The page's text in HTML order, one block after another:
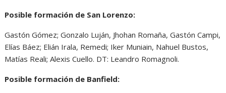
Posible formación de San Lorenzo:
Gastón Gómez; Gonzalo Luján, Jhohan Romaña, Gastón Campi,
Elías Báez; Elián Irala, Remedi; Iker Muniain, Nahuel Bustos,
Matías Reali; Alexis Cuello. DT: Leandro Romagnoli.
Posible formación de Banfield: